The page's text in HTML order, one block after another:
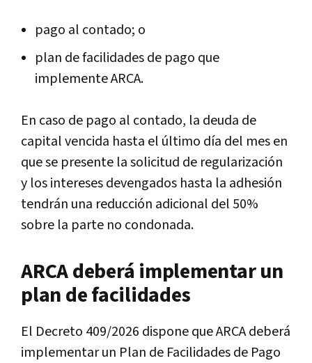
pago al contado; o
plan de facilidades de pago que
implemente ARCA.
En caso de pago al contado, la deuda de
capital vencida hasta el último día del mes en
que se presente la solicitud de regularización
y los intereses devengados hasta la adhesión
tendrán una reducción adicional del 50%
sobre la parte no condonada.
ARCA deberá implementar un
plan de facilidades
El Decreto 409/2026 dispone que ARCA deberá
implementar un Plan de Facilidades de Pago